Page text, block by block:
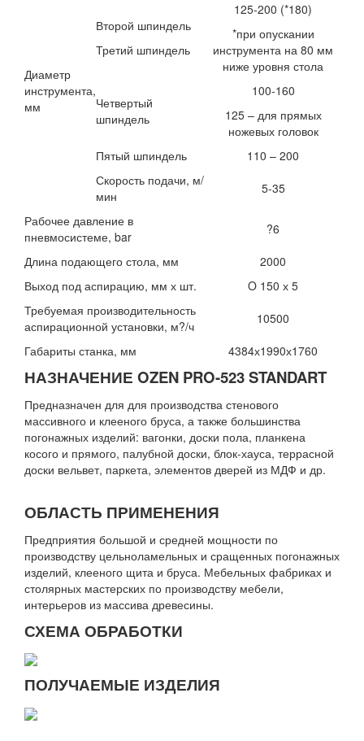
Диаметр
инструмента,
мм
Второй шпиндель
Третий шпиндель
125-200 (*180)
*при опускании
инструмента на 80 мм
ниже уровня стола
Четвертый
шпиндель
100-160
125 – для прямых
ножевых головок
Пятый шпиндель
110 – 200
Скорость подачи, м/
мин
5-35
Рабочее давление в
пневмосистеме, bar
?6
Длина подающего стола, мм
2000
Выход под аспирацию, мм х шт.
O 150 х 5
Требуемая производительность
аспирационной установки, м?/ч
10500
Габариты станка, мм
4384х1990х1760
НАЗНАЧЕНИЕ OZEN PRO-523 STANDART
Предназначен для для производства стенового
массивного и клееного бруса, а также большинства
погонажных изделий: вагонки, доски пола, планкена
косого и прямого, палубной доски, блок-хауса, террасной
доски вельвет, паркета, элементов дверей из МДФ и др.
ОБЛАСТЬ ПРИМЕНЕНИЯ
Предприятия большой и средней мощности по
производству цельноламельных и сращенных погонажных
изделий, клееного щита и бруса. Мебельных фабриках и
столярных мастерских по производству мебели,
интерьеров из массива древесины.
СХЕМА ОБРАБОТКИ
ПОЛУЧАЕМЫЕ ИЗДЕЛИЯ